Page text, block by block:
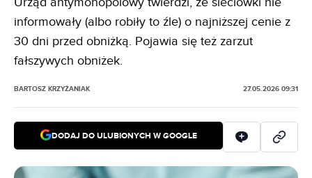
informowały (albo robiły to źle) o najniższej cenie z
30 dni przed obniżką. Pojawia się też zarzut
fałszywych obniżek.
BARTOSZ KRZYŻANIAK 27.05.2026 09:31
DODAJ DO ULUBIONYCH W GOOGLE